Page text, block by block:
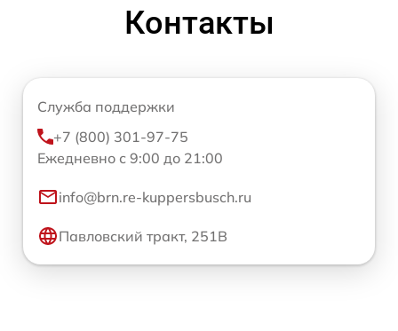
Контакты
Служба поддержки
+7 (800) 301-97-75
Ежедневно с 9:00 до 21:00
info@brn.re-kuppersbusch.ru
Павловский тракт, 251В